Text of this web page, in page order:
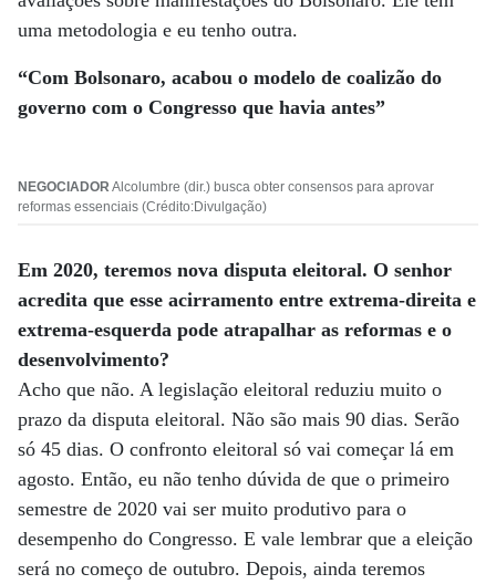
uma metodologia e eu tenho outra.
“Com Bolsonaro, acabou o modelo de coalizão do
governo com o Congresso que havia antes”
NEGOCIADOR Alcolumbre (dir.) busca obter consensos para aprovar
reformas essenciais (Crédito:Divulgação)
Em 2020, teremos nova disputa eleitoral. O senhor
acredita que esse acirramento entre extrema-direita e
extrema-esquerda pode atrapalhar as reformas e o
desenvolvimento?
Acho que não. A legislação eleitoral reduziu muito o
prazo da disputa eleitoral. Não são mais 90 dias. Serão
só 45 dias. O confronto eleitoral só vai começar lá em
agosto. Então, eu não tenho dúvida de que o primeiro
semestre de 2020 vai ser muito produtivo para o
desempenho do Congresso. E vale lembrar que a eleição
será no começo de outubro. Depois, ainda teremos